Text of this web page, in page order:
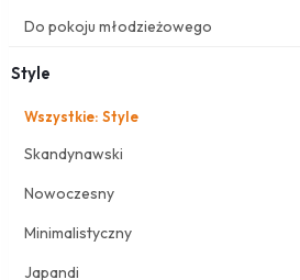
Do pokoju młodzieżowego
Style
Wszystkie: Style
Skandynawski
Nowoczesny
Minimalistyczny
Japandi